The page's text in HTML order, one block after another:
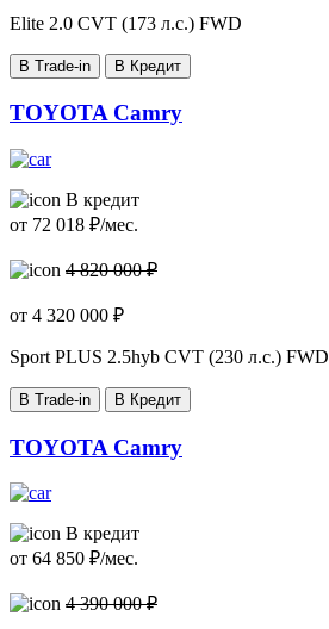
Elite 2.0 CVT (173 л.с.) FWD
В Trade-in В Кредит
TOYOTA Camry
В кредит
от 72 018 ₽/мес.
4 820 000 ₽
от 4 320 000 ₽
Sport PLUS 2.5hyb CVT (230 л.с.) FWD
В Trade-in В Кредит
TOYOTA Camry
В кредит
от 64 850 ₽/мес.
4 390 000 ₽